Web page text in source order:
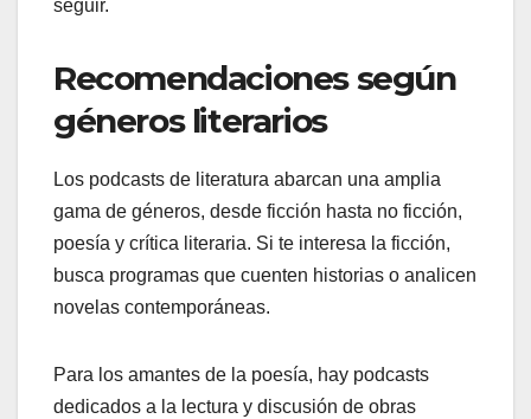
seguir.
Recomendaciones según
géneros literarios
Los podcasts de literatura abarcan una amplia
gama de géneros, desde ficción hasta no ficción,
poesía y crítica literaria. Si te interesa la ficción,
busca programas que cuenten historias o analicen
novelas contemporáneas.
Para los amantes de la poesía, hay podcasts
dedicados a la lectura y discusión de obras